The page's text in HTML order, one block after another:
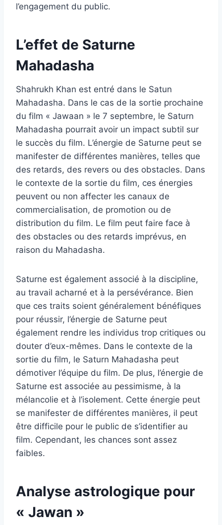
l’engagement du public.
L’effet de Saturne
Mahadasha
Shahrukh Khan est entré dans le Satun
Mahadasha. Dans le cas de la sortie prochaine
du film « Jawaan » le 7 septembre, le Saturn
Mahadasha pourrait avoir un impact subtil sur
le succès du film. L’énergie de Saturne peut se
manifester de différentes manières, telles que
des retards, des revers ou des obstacles. Dans
le contexte de la sortie du film, ces énergies
peuvent ou non affecter les canaux de
commercialisation, de promotion ou de
distribution du film. Le film peut faire face à
des obstacles ou des retards imprévus, en
raison du Mahadasha.
Saturne est également associé à la discipline,
au travail acharné et à la persévérance. Bien
que ces traits soient généralement bénéfiques
pour réussir, l’énergie de Saturne peut
également rendre les individus trop critiques ou
douter d’eux-mêmes. Dans le contexte de la
sortie du film, le Saturn Mahadasha peut
démotiver l’équipe du film. De plus, l’énergie de
Saturne est associée au pessimisme, à la
mélancolie et à l’isolement. Cette énergie peut
se manifester de différentes manières, il peut
être difficile pour le public de s’identifier au
film. Cependant, les chances sont assez
faibles.
Analyse astrologique pour
« Jawan »